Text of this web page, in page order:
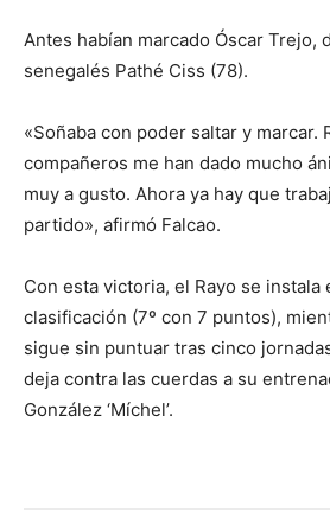
Antes habían marcado Óscar Trejo,
senegalés Pathé Ciss (78).
«Soñaba con poder saltar y marcar.
compañeros me han dado mucho
muy a gusto. Ahora ya hay que
partido», afirmó Falcao.
Con esta victoria, el Rayo se instala
clasificación (7º con 7 puntos),
sigue sin puntuar tras cinco
deja contra las cuerdas a su
González ‘Míchel’.